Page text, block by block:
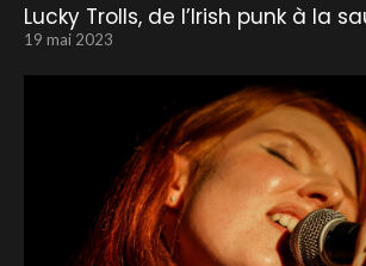
Lucky Trolls, de l’Irish punk à la
19 mai 2023